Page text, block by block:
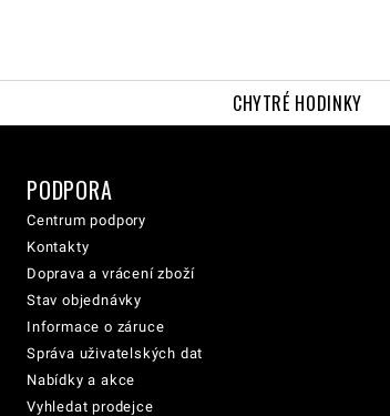
CHYTRÉ HODINKY
PODPORA
Centrum podpory
Kontakty
Doprava a vrácení zboží
Stav objednávky
Informace o záruce
Správa uživatelských dat
Nabídky a akce
Vyhledat prodejce